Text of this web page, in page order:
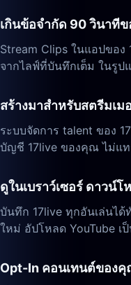
เกินข้อจำกัด 90 วินาที
Stream Clips ในแอปของ
จากไลฟ์ที่บันทึกเต็ม ในรูป
สร้างมาสำหรับสตรีมเม
ระบบจัดการ talent ของ
บัญชี 17live ของคุณ ไม่แท
ดูในเบราว์เซอร์ ดาวน์
บันทึก 17live ทุกอันเล่นได้
ใหม่ อัปโหลด YouTube เ
Opt-In คอนเทนต์ของคุ